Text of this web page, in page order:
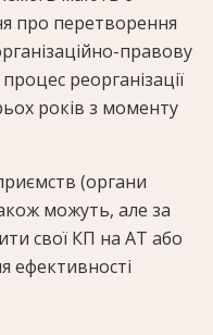
про перетворення
правову
реорганізації
років з моменту
(органи
можуть, але за
свої КП на АТ або
ефективності